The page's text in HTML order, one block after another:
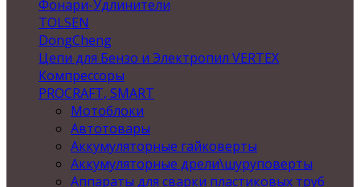
Фонари-Удлинители
TOLSEN
DongCheng
Цепи для Бензо и Электропил VERTEX
Компрессоры
PROCRAFT, SMART
Мотоблоки
Автотовары
Аккумуляторные гайковерты
Аккумуляторные дрели\шуруповерты
Аппараты для сварки пластиковых труб